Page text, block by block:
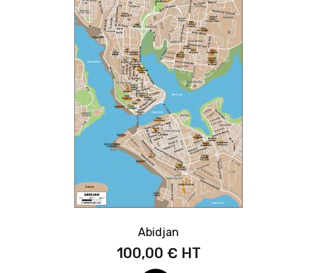
Abidjan
100,00 €